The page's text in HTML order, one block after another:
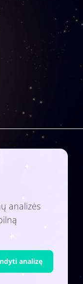
analizės
analizę